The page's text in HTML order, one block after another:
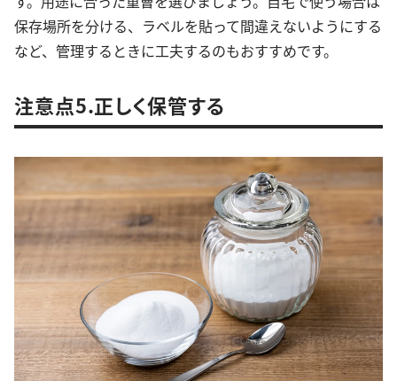
保存場所を分ける、ラベルを貼って間違えないようにする
など、管理するときに工夫するのもおすすめです。
注意点5.正しく保管する